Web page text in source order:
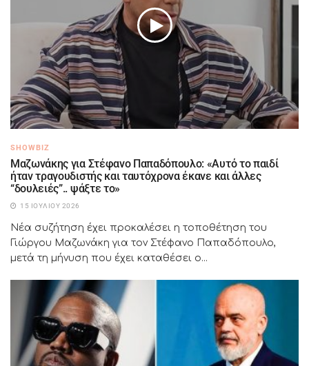
SHOWBIZ
Μαζωνάκης για Στέφανο Παπαδόπουλο: «Αυτό το παιδί
ήταν τραγουδιστής και ταυτόχρονα έκανε και άλλες
“δουλειές”.. ψάξτε το»
15 ΙΟΥΛΊΟΥ 2026
Νέα συζήτηση έχει προκαλέσει η τοποθέτηση του
Γιώργου Μαζωνάκη για τον Στέφανο Παπαδόπουλο,
μετά τη μήνυση που έχει καταθέσει ο...